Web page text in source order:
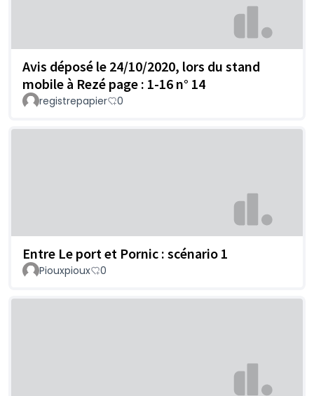
Avis déposé le 24/10/2020, lors du stand
mobile à Rezé page : 1-16 n° 14
registrepapier 0
Entre Le port et Pornic : scénario 1
Piouxpioux 0